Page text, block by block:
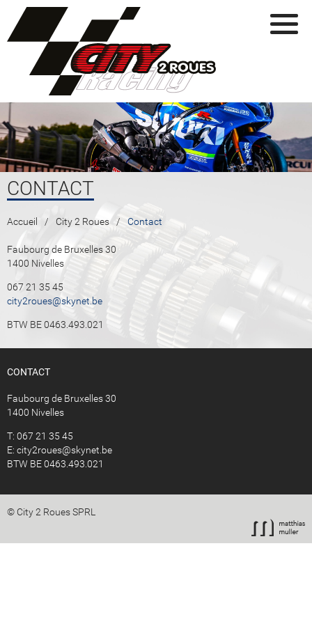
Aller au contenu principal
CONTACT
VOUS ÊTES ICI
Accueil City 2 Roues Contact
Faubourg de Bruxelles 30
1400 Nivelles
067 21 35 45
city2roues@skynet.be
BTW BE 0463.493.021
CONTACT
Faubourg de Bruxelles 30
1400 Nivelles
T: 067 21 35 45
E: city2roues@skynet.be
BTW BE 0463.493.021
© City 2 Roues SPRL